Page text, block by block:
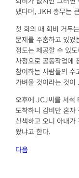
냈다며, JKH 총무는
첫 회의 때 회비 거두
문제를 주춤하고 있었
정도는 제공할 수 있
사정으로 공동작업에
참여하는 사람들의 수
가벼울 것이라는 것
오후에 JCJ씨를 서석
도착하니 감비만 혼자
산책하고 오니 아내
왔냐고 한다.
다음